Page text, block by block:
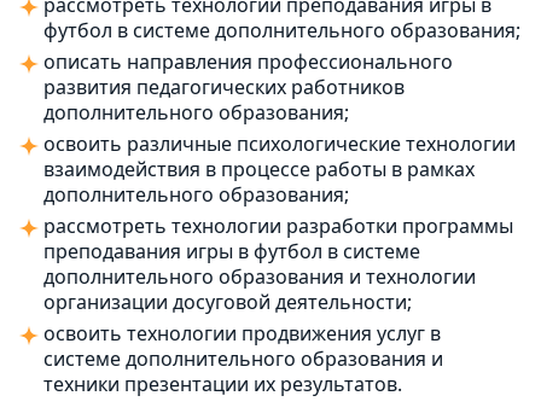
рассмотреть технологии преподавания игры в
футбол в системе дополнительного образования;
описать направления профессионального
развития педагогических работников
дополнительного образования;
освоить различные психологические технологии
взаимодействия в процессе работы в рамках
дополнительного образования;
рассмотреть технологии разработки программы
преподавания игры в футбол в системе
дополнительного образования и технологии
организации досуговой деятельности;
освоить технологии продвижения услуг в
системе дополнительного образования и
техники презентации их результатов.